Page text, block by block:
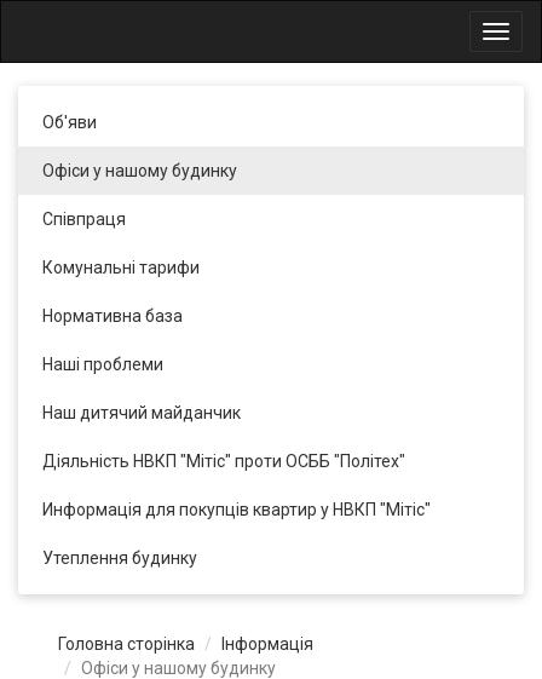
Об'яви
Офіси у нашому будинку
Співпраця
Комунальні тарифи
Нормативна база
Наші проблеми
Наш дитячий майданчик
Діяльність НВКП "Мітіс" проти ОСББ "Політех"
Информація для покупців квартир у НВКП "Мітіс"
Утеплення будинку
Головна сторінка
Інформація
Офіси у нашому будинку